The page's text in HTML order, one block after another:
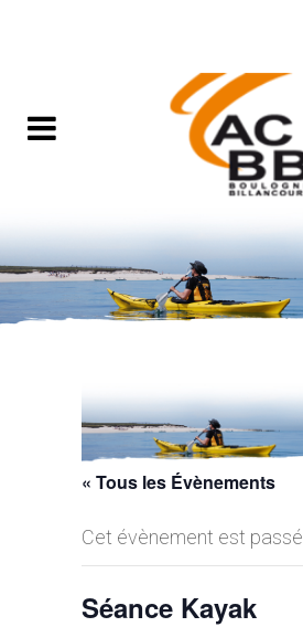
« Tous les Évènements
Cet évènement est passé.
Séance Kayak